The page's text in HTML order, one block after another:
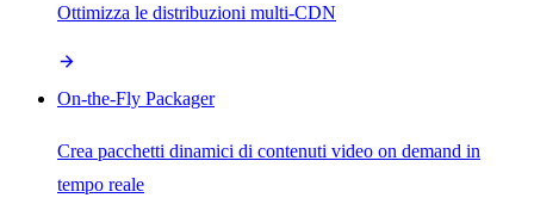
Ottimizza le distribuzioni multi-CDN
On-the-Fly Packager
Crea pacchetti dinamici di contenuti video on demand in
tempo reale